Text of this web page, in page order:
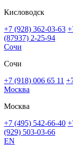
Кисловодск
+7 (928) 362-03-63
(87937) 2-25-94
Сочи
Сочи
+7 (918) 006 65 11
Москва
Москва
+7 (495) 542-66-40
(929) 503-03-66
EN